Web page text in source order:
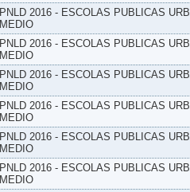
PNLD 2016 - ESCOLAS PUBLICAS
MEDIO
PNLD 2016 - ESCOLAS PUBLICAS
MEDIO
PNLD 2016 - ESCOLAS PUBLICAS
MEDIO
PNLD 2016 - ESCOLAS PUBLICAS
MEDIO
PNLD 2016 - ESCOLAS PUBLICAS
MEDIO
PNLD 2016 - ESCOLAS PUBLICAS
MEDIO